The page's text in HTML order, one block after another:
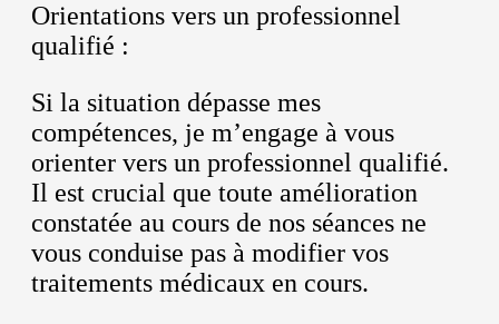
Orientations vers un professionnel
qualifié :
Si la situation dépasse mes
compétences, je m’engage à vous
orienter vers un professionnel qualifié.
Il est crucial que toute amélioration
constatée au cours de nos séances ne
vous conduise pas à modifier vos
traitements médicaux en cours.